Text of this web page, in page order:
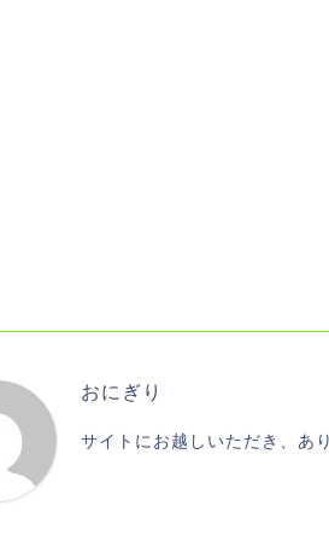
おにぎり
サイトにお越しいただき、あ